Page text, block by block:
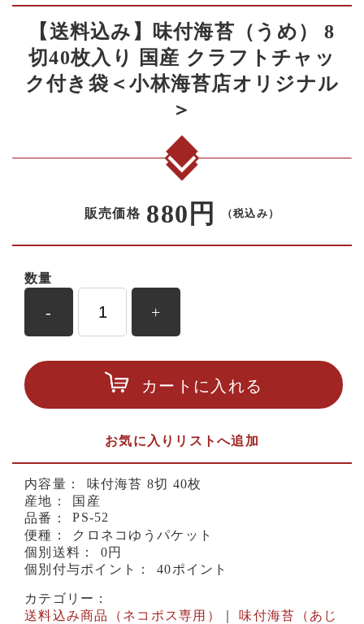
【送料込み】味付海苔（うめ） 8
切40枚入り 国産 クラフトチャッ
ク付き袋＜小林海苔店オリジナル
＞
販売価格 880円 （税込み）
数量
- +
カートに入れる
お気に入りリストへ追加
内容量：
味付海苔 8切 40枚
産地：
国産
品番：
PS-52
便種：
クロネコゆうパケット
個別送料：
0円
個別付与ポイント：
40ポイント
カテゴリー：
送料込み商品（ネコポス専用）
味付海苔（あじ